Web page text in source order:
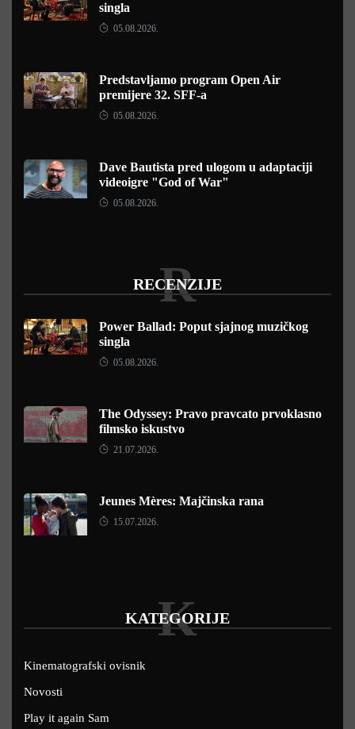
singla
05.08.2026.
Predstavljamo program Open Air
premijere 32. SFF-a
05.08.2026.
Dave Bautista pred ulogom u adaptaciji
videoigre "God of War"
05.08.2026.
RECENZIJE
R
Power Ballad: Poput sjajnog muzičkog
singla
05.08.2026.
The Odyssey: Pravo pravcato prvoklasno
filmsko iskustvo
21.07.2026.
Jeunes Mères: Majčinska rana
15.07.2026.
KATEGORIJE
K
Kinematografski ovisnik
Novosti
Play it again Sam